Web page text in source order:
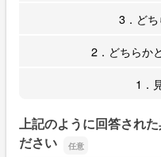
3．ど
2．どちらか
1．
上記のように回答され
ださい